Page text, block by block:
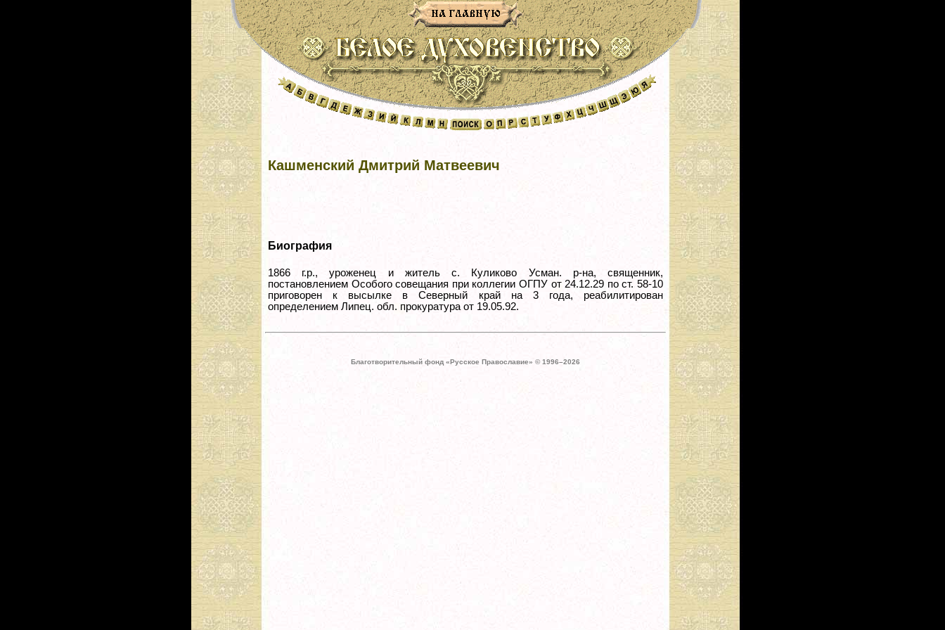
Кашменский Дмитрий Матвеевич
Биография
1866 г.р., уроженец и житель с. Куликово Усман. р-на, священник,
постановлением Особого совещания при коллегии ОГПУ от 24.12.29 по ст. 58-10
приговорен к высылке в Северный край на 3 года, реабилитирован
определением Липец. обл. прокуратура от 19.05.92.
Благотворительный фонд «Русское Православие» © 1996–2026